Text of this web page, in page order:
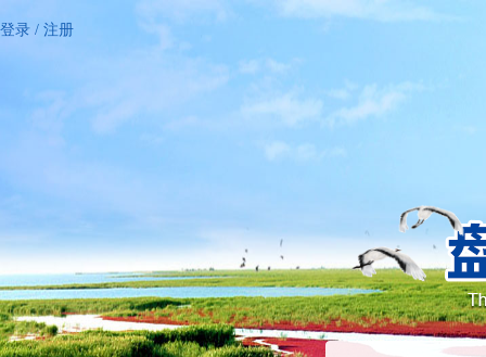
登录 / 注册